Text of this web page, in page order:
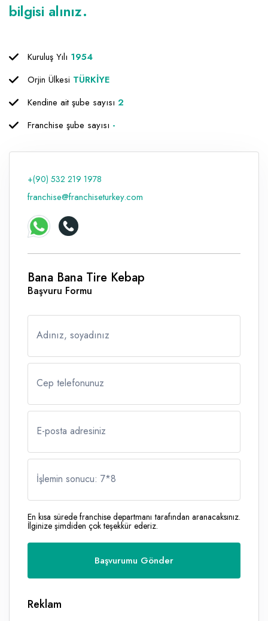
bilgisi alınız.
Kuruluş Yılı 1954
Orjin Ülkesi TÜRKİYE
Kendine ait şube sayısı 2
Franchise şube sayısı -
+(90) 532 219 1978
franchise@franchiseturkey.com
Bana Bana Tire Kebap
Başvuru Formu
Adınız, soyadınız
Cep telefonunuz
E-posta adresiniz
İşlemin sonucu: 7*8
En kısa sürede franchise departmanı tarafından aranacaksınız.
İlginize şimdiden çok teşekkür ederiz.
Reklam